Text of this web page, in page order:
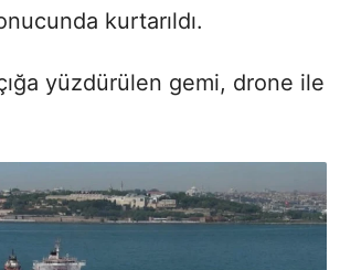
kurtarıldı.
yüzdürülen gemi, drone ile